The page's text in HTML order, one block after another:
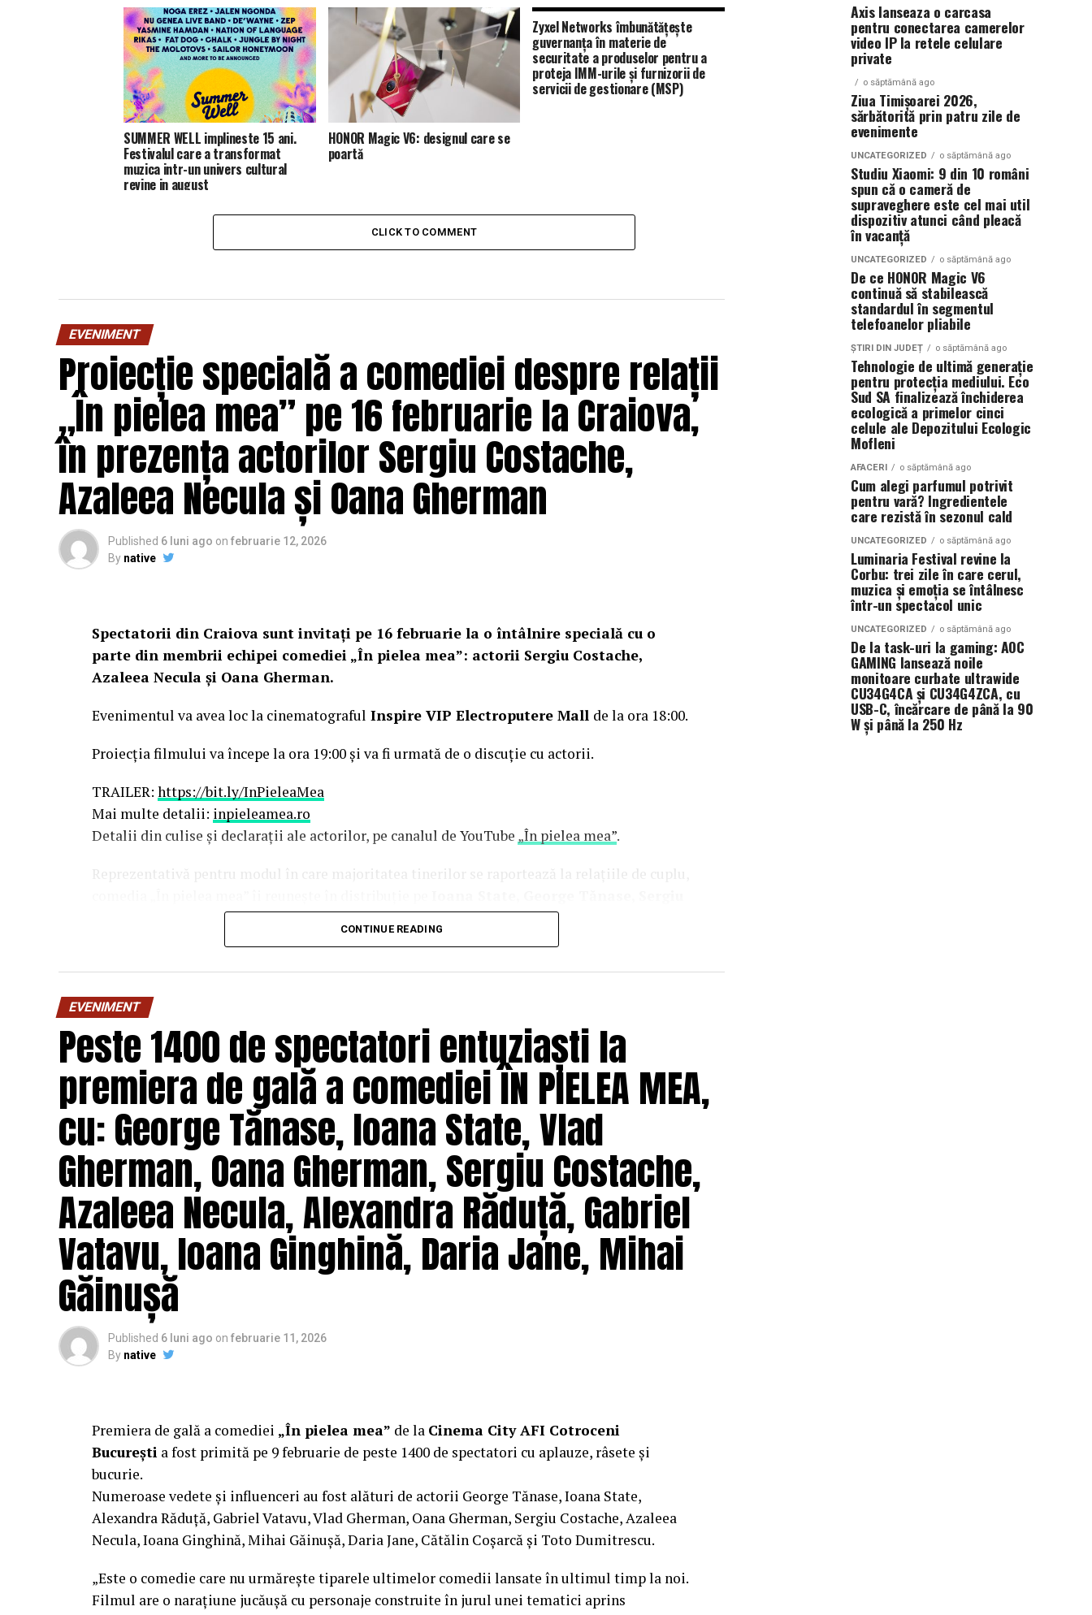
SUMMER WELL implineste 15 ani.
Festivalul care a transformat
muzica intr-un univers cultural
revine in august
HONOR Magic V6: designul care se
poartă
Zyxel Networks îmbunătățește
guvernanța în materie de
securitate a produselor pentru a
proteja IMM-urile și furnizorii de
servicii de gestionare (MSP)
CLICK TO COMMENT
EVENIMENT
Proiecție specială a comediei despre relații
„În pielea mea” pe 16 februarie la Craiova,
în prezența actorilor Sergiu Costache,
Azaleea Necula și Oana Gherman
Published 6 luni ago on februarie 12, 2026
By native
Spectatorii din Craiova sunt invitați pe 16 februarie la o întâlnire specială cu o
parte din membrii echipei comediei „În pielea mea”: actorii Sergiu Costache,
Azaleea Necula și Oana Gherman.
Evenimentul va avea loc la cinematograful Inspire VIP Electroputere Mall de la ora 18:00.
Proiecția filmului va începe la ora 19:00 și va fi urmată de o discuție cu actorii.
TRAILER: https://bit.ly/InPieleaMea
Mai multe detalii: inpieleamea.ro
Detalii din culise și declarații ale actorilor, pe canalul de YouTube „În pielea mea”.
Reprezentativă pentru modul în care majoritatea tinerilor se raportează la relațiile de cuplu,
Costache, Oana Gherman, Vlad Gherman, Azaleea Necula, Alexandra Răduță,
O comedie savuroasă despre un „schimb de roluri” pe care patru cupluri îl acceptă pe durata
unui weekend, ce se dovedește un mod haios prin care protagoniștii reușesc să-și cunoască
mai bine partenerii și să renunțe la orgolii și preconcepții, „
experiență de cinema relaxantă și amuzantă.
Regizorul și scenaristul Paul Decu, absolvent al Facultății de Teatru UNATC
„I.L.Caragiale” și al masteratului în regie de film de la MetFilm School Londra, a colaborat la
realizarea primului său lungmetraj cu o echipă de profesioniști din care fac parte
Pădurețu (imagine), Bogdan Ivanovici (sunet), Anca Miron (scenografie), Francisca
Vass (costume)
O comedie actuală și colorată, filmul „În pielea mea”are premiera națională pe 10
februarie, distribuit de T.R.I.B.E. Films.
Mai multe detalii, imagini de la filmări, fragmente din film și declarații din partea actorilor
sunt disponibile pe paginile social media ale filmului de
„În Pielea Mea”
Producător asociat: MAGNETIC MEDIA PRODUCTIONS; Producător executiv: Adela Mara.
Casting: ELEPHANT MEDIA.
Realizat cu sprijinul:
Co-finanțatori:C&C HOUSE RESIDENCE, S&I BEST CORPORATION WEB DESIGN, CLIMA
FREON
PALACE; ȘERBAN & ASOCIAȚII; ESTEEM BODY SCULPT & SPA; PIZZERIA VOLARE;
MERLIN’S; DOWNTOWN FITNESS MATEI BASARAB; THE COFFEE HOUSE; CLAUMAR
CONTINUE READING
EVENIMENT
Peste 1400 de spectatori entuziaști la
premiera de gală a comediei ÎN PIELEA MEA,
cu: George Tănase, Ioana State, Vlad
Gherman, Oana Gherman, Sergiu Costache,
Azaleea Necula, Alexandra Răduță, Gabriel
Vatavu, Ioana Ginghină, Daria Jane, Mihai
Găinușă
Published 6 luni ago on februarie 11, 2026
By native
Premiera de gală a comediei „În pielea mea” de la Cinema City AFI Cotroceni
București a fost primită pe 9 februarie de peste 1400 de spectatori cu aplauze, râsete și
bucurie.
Numeroase vedete și influenceri au fost alături de actorii George Tănase, Ioana State,
Alexandra Răduță, Gabriel Vatavu, Vlad Gherman, Oana Gherman, Sergiu Costache, Azaleea
Necula, Ioana Ginghină, Mihai Găinușă, Daria Jane, Cătălin Coșarcă și Toto Dumitrescu.
„Este o comedie care nu urmărește tiparele ultimelor comedii lansate în ultimul timp la noi.
Filmul are o narațiune jucăușă cu personaje construite în jurul unei tematici aprins
Axis lanseaza o carcasa
pentru conectarea camerelor
video IP la retele celulare
private
o săptămână ago
Ziua Timișoarei 2026,
sărbătorită prin patru zile de
evenimente
UNCATEGORIZED o săptămână ago
Studiu Xiaomi: 9 din 10 români
spun că o cameră de
supraveghere este cel mai util
dispozitiv atunci când pleacă
în vacanță
UNCATEGORIZED o săptămână ago
De ce HONOR Magic V6
continuă să stabilească
standardul în segmentul
telefoanelor pliabile
ȘTIRI DIN JUDEȚ o săptămână ago
Tehnologie de ultimă generație
pentru protecția mediului. Eco
Sud SA finalizează închiderea
ecologică a primelor cinci
celule ale Depozitului Ecologic
Mofleni
AFACERI o săptămână ago
Cum alegi parfumul potrivit
pentru vară? Ingredientele
care rezistă în sezonul cald
UNCATEGORIZED o săptămână ago
Luminaria Festival revine la
Corbu: trei zile în care cerul,
muzica și emoția se întâlnesc
într-un spectacol unic
UNCATEGORIZED o săptămână ago
De la task-uri la gaming: AOC
GAMING lansează noile
monitoare curbate ultrawide
CU34G4CA și CU34G4ZCA, cu
USB-C, încărcare de până la 90
W și până la 250 Hz